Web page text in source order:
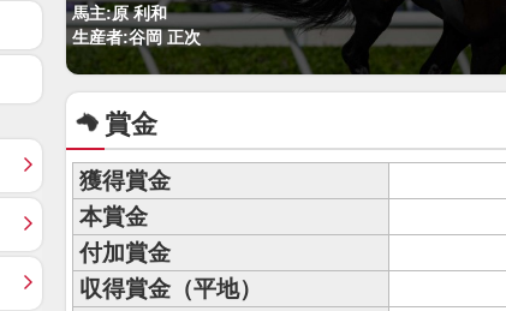
馬主:原 利和
生産者:谷岡 正次
賞金
獲得賞金
本賞金
付加賞金
収得賞金（平地）